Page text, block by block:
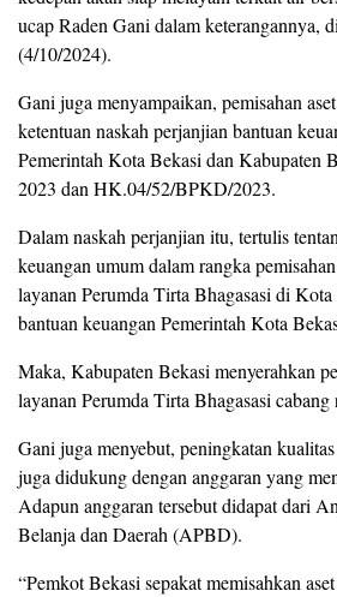
ucap Raden Gani dalam keterangannya,
(4/10/2024).
Gani juga menyampaikan, pemisahan
ketentuan naskah perjanjian bantuan
Pemerintah Kota Bekasi dan Kabupaten
2023 dan HK.04/52/BPKD/2023.
Dalam naskah perjanjian itu, tertulis
keuangan umum dalam rangka
layanan Perumda Tirta Bhagasasi di
bantuan keuangan Pemerintah Kota
Maka, Kabupaten Bekasi menyerahkan
layanan Perumda Tirta Bhagasasi cabang
Gani juga menyebut, peningkatan
juga didukung dengan anggaran yang
Adapun anggaran tersebut didapat dari
Belanja dan Daerah (APBD).
“Pemkot Bekasi sepakat memisahkan